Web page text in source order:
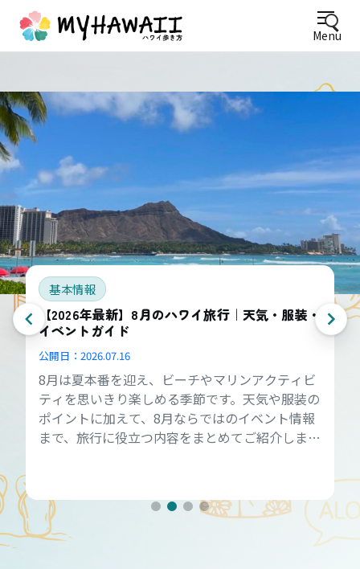
Menu
基本情報
【2026年最新】8月のハワイ旅行｜天気・服装・
イベントガイド
公開日： 2026.07.16
8月は夏本番を迎え、ビーチやマリンアクティビ
ティを思いきり楽しめる季節です。天気や服装の
ポイントに加えて、8月ならではのイベント情報
まで、旅行に役立つ内容をまとめてご紹介しま